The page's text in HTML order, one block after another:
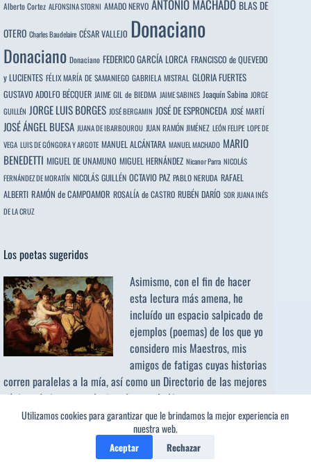
Utilizamos cookies para garantizar que le brindamos la mejor experiencia en
nuestra web.
Aceptar Rechazar
Alberto Cortez ALFONSINA STORNI AMADO NERVO ANTONIO MACHADO BLAS DE
OTERO Charles Baudelaire CÉSAR VALLEJO Donaciano
Donaciano Donaciano FEDERICO GARCÍA LORCA FRANCISCO de QUEVEDO
y LUCIENTES FÉLIX MARÍA DE SAMANIEGO GABRIELA MISTRAL GLORIA FUERTES
GUSTAVO ADOLFO BÉCQUER JAIME GIL de BIEDMA JAIME SABINES Joaquín Sabina JORGE
GUILLÉN JORGE LUIS BORGES JOSÉ BERGAMIN JOSÉ DE ESPRONCEDA JOSÉ MARTÍ
JOSÉ ÁNGEL BUESA JUANA DE IBARBOUROU JUAN RAMÓN JIMÉNEZ LEÓN FELIPE LOPE DE
VEGA LUIS DE GÓNGORA Y ARGOTE MANUEL ALCÁNTARA MANUEL MACHADO MARIO
BENEDETTI MIGUEL DE UNAMUNO MIGUEL HERNÁNDEZ Nicanor Parra NICOLÁS
FERNÁNDEZ DE MORATÍN NICOLÁS GUILLÉN OCTAVIO PAZ PABLO NERUDA RAFAEL
ALBERTI RAMÓN de CAMPOAMOR ROSALÍA de CASTRO RUBÉN DARÍO SOR JUANA INÉS
DE LA CRUZ
Los poetas sugeridos
Asimismo, con el fin de hacer
esta lectura más amena, he
incluído un espacio salpicado de
ejemplos (poemas) de los que yo
considero mis Maestros, mis
amigos de fatigas cuyas historias
corren paralelas a la mía, así como un Directorio de las mejores
páginas de internet relacionadas con la Literatura y unas
interminables gotas de poesía atribuidos a losinnumerables
e invitados.